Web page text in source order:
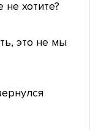
хотите?
это не мы